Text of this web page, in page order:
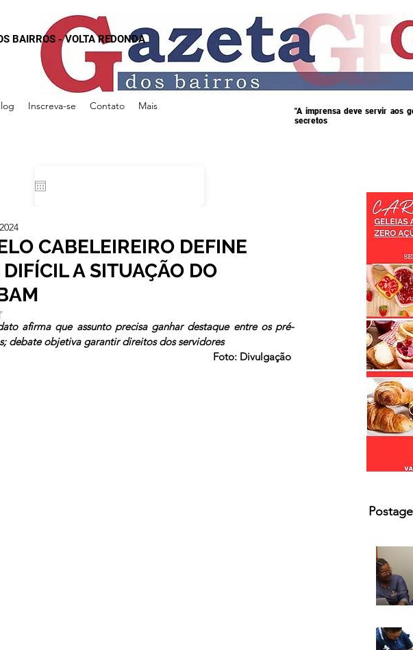
BAIRROS - VOLTA REDONDA
Inscreva-se Contato Mais
"A imprensa deve servir aos
secretos
CABELEIREIRO DEFINE
A SITUAÇÃO DO
com NaN de 5 estrelas.
afirma que assunto precisa ganhar destaque entre os pré-
debate objetiva garantir direitos dos servidores
Foto: Divulgação